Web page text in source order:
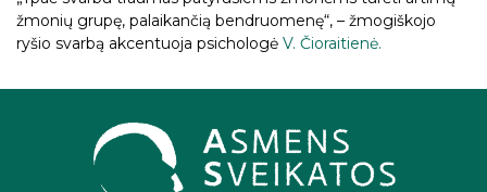
žmonių grupę, palaikančią bendruomenę“, – žmogiškojo
ryšio svarbą akcentuoja psichologė V. Čioraitienė.